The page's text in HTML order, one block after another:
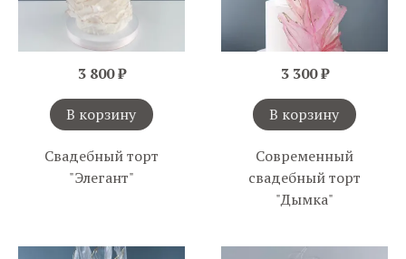
3 800 ₽
В корзину
Свадебный торт
"Элегант"
3 300 ₽
В корзину
Современный
свадебный торт
"Дымка"